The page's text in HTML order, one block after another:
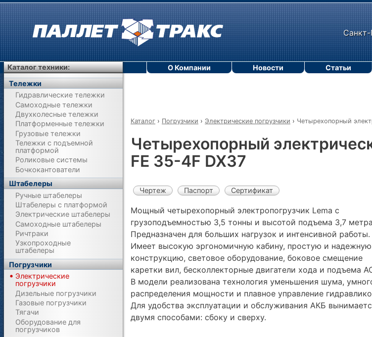
Санкт-
Каталог › Погрузчики › Электрические погрузчики › Четырехопорный
Четырехопорный
FE 35-4F DX37
Чертеж Паспорт Сертификат
Мощный четырехопорный электропогрузчик Lema с
грузоподъемностью 3,5 тонны и высотой подъема 3,7
Предназначен для больших нагрузок и интенсивной работы.
Имеет высокую эргономичную кабину, простую и надежную
конструкцию, световое оборудование, боковое смещение
каретки вил, бесколлекторные двигатели хода и подъема
В модели реализована технология уменьшения шума,
распределения мощности и плавное управление
Для удобства эксплуатации и обслуживания АКБ
двумя способами: сбоку и сверху.
О Компании Новости Статьи
Каталог техники:
Тележки
Гидравлические тележки
Самоходные тележки
Двухколесные тележки
Платформенные тележки
Грузовые тележки
Тележки с подъемной
платформой
Роликовые системы
Бочкокантователи
Штабелеры
Ручные штабелеры
Штабелеры с платформой
Электрические штабелеры
Самоходные штабелеры
Ричтраки
Узкопроходные
штабелеры
Погрузчики
Электрические
погрузчики
Дизельные погрузчики
Газовые погрузчики
Тягачи
Оборудование для
погрузчиков